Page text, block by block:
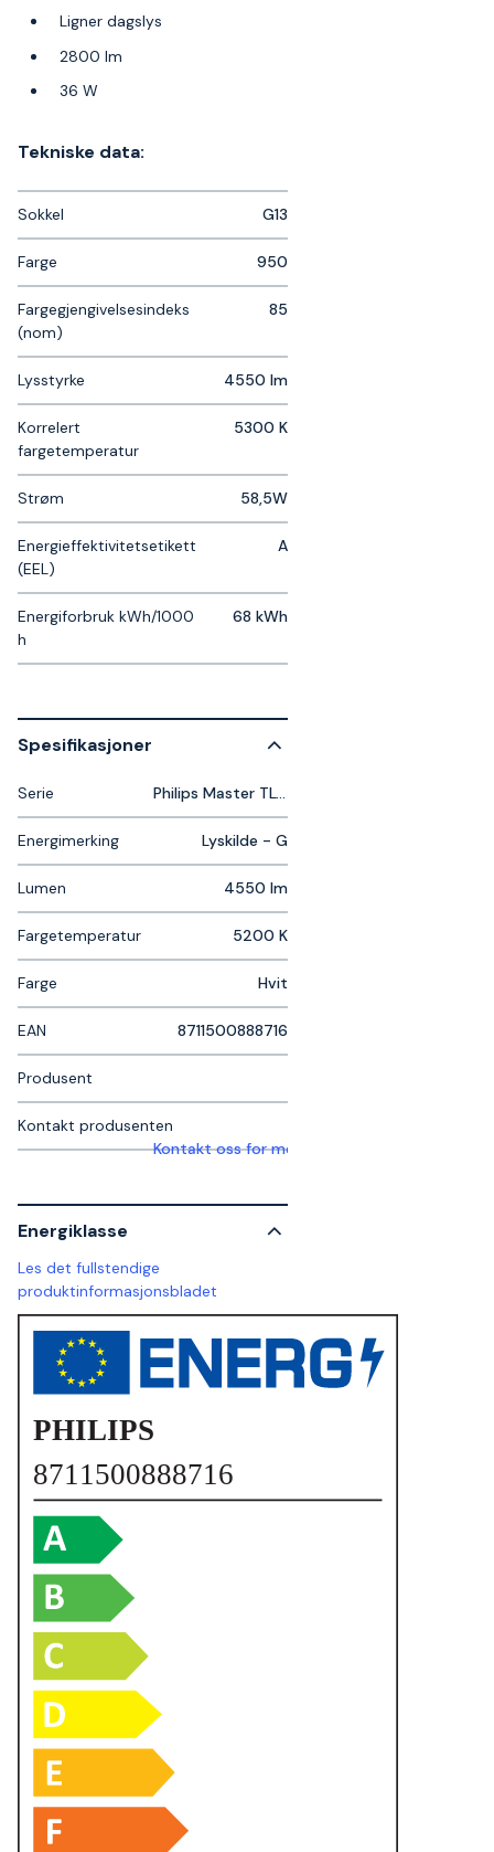
Ligner dagslys
2800 lm
36 W
Tekniske data:
Sokkel G13
Farge 950
Fargegjengivelsesindeks
(nom)
85
Lysstyrke 4550 lm
Korrelert
fargetemperatur
5300 K
Strøm 58,5W
Energieffektivitetsetikett
(EEL)
A
Energiforbruk kWh/1000
h
68 kWh
Spesifikasjoner
Serie
Energimerking Lyskilde - G
Lumen 4550 lm
Fargetemperatur 5200 K
Farge Hvit
EAN 8711500888716
Produsent
Kontakt produsenten
Kontakt oss for mer informasjon
Energiklasse
Les det fullstendige
produktinformasjonsbladet